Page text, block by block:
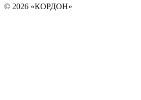
© 2026 «КОРДОН»